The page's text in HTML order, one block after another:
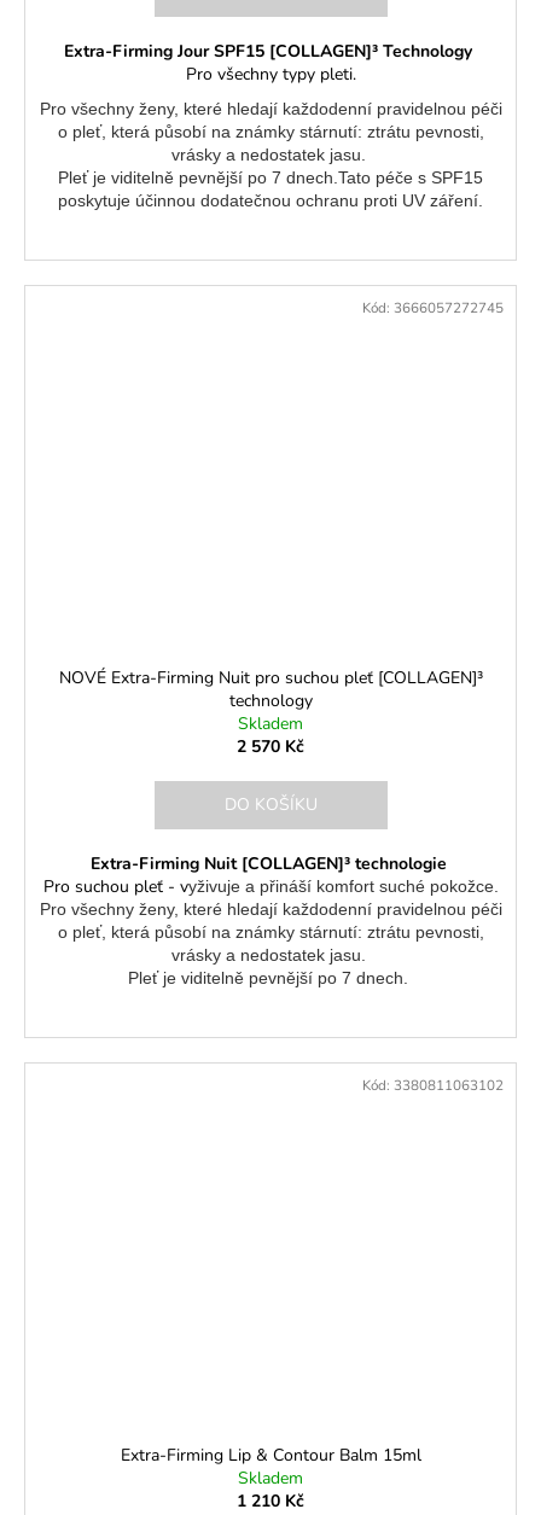
Extra-Firming Jour SPF15 [COLLAGEN]³ Technology
Pro všechny typy pleti.
Pro všechny ženy, které hledají každodenní pravidelnou péči
o pleť, která působí na známky stárnutí: ztrátu pevnosti,
vrásky a nedostatek jasu.
Pleť je viditelně pevnější po 7 dnech.Tato péče s SPF15
poskytuje účinnou dodatečnou ochranu proti UV záření.
NOVÉ Extra-Firming Nuit pro suchou pleť [COLLAGEN]³
technology
Skladem
2 570 Kč
DO KOŠÍKU
Extra-Firming Nuit [COLLAGEN]³ technologie
Pro suchou pleť - vyživuje a přináší komfort suché pokožce.
Pro všechny ženy, které hledají každodenní pravidelnou péči
o pleť, která působí na známky stárnutí: ztrátu pevnosti,
vrásky a nedostatek jasu.
Pleť je viditelně pevnější po 7 dnech.
Kód: 3666057272745
Extra-Firming Lip & Contour Balm 15ml
Skladem
1 210 Kč
Kód: 3380811063102